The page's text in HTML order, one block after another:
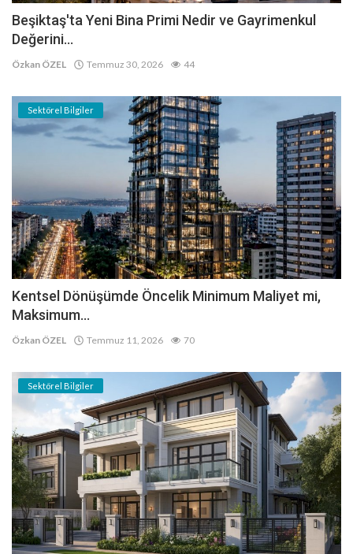
Beşiktaş'ta Yeni Bina Primi Nedir ve Gayrimenkul
Değerini...
Özkan ÖZEL Temmuz 30, 2026 44
Sektörel Bilgiler
Kentsel Dönüşümde Öncelik Minimum Maliyet mi,
Maksimum...
Özkan ÖZEL Temmuz 11, 2026 70
Sektörel Bilgiler